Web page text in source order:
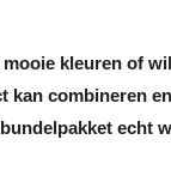
kleuren of
kan combineren
echt